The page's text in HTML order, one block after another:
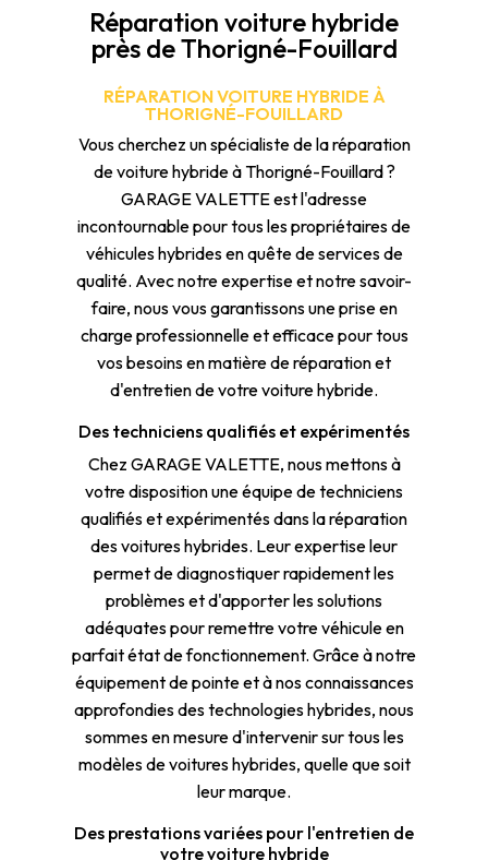
Réparation voiture hybride
près de Thorigné-Fouillard
RÉPARATION VOITURE HYBRIDE À
THORIGNÉ-FOUILLARD
Vous cherchez un spécialiste de la réparation
de voiture hybride à Thorigné-Fouillard ?
GARAGE VALETTE est l'adresse
incontournable pour tous les propriétaires de
véhicules hybrides en quête de services de
qualité. Avec notre expertise et notre savoir-
faire, nous vous garantissons une prise en
charge professionnelle et efficace pour tous
vos besoins en matière de réparation et
d'entretien de votre voiture hybride.
Des techniciens qualifiés et expérimentés
Chez GARAGE VALETTE, nous mettons à
votre disposition une équipe de techniciens
qualifiés et expérimentés dans la réparation
des voitures hybrides. Leur expertise leur
permet de diagnostiquer rapidement les
problèmes et d'apporter les solutions
adéquates pour remettre votre véhicule en
parfait état de fonctionnement. Grâce à notre
équipement de pointe et à nos connaissances
approfondies des technologies hybrides, nous
sommes en mesure d'intervenir sur tous les
modèles de voitures hybrides, quelle que soit
leur marque.
Des prestations variées pour l'entretien de
votre voiture hybride